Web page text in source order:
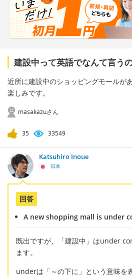
建設中って英語でなんて言う
近所に建設中のショッピングモールが
楽しみです。
masakazuさん
35 33549
Katsuhiro Inoue
日本
回答
A new shopping mall is under
既出ですが、「建設中」はunder
ます。
underは「～の下に」という意味を